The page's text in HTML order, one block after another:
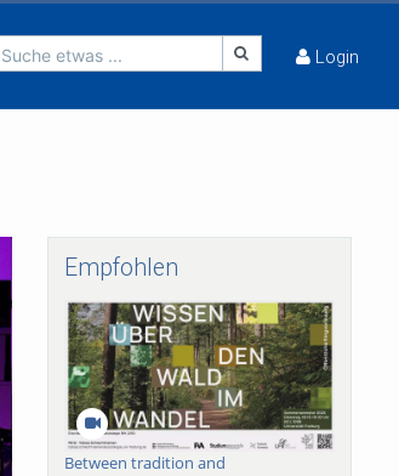
Suche etwas ... Login
Empfohlen
Between tradition and